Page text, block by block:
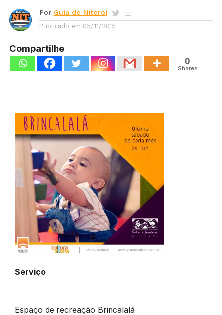
Por Guia de Niterói
Publicado em 05/11/2015
Compartilhe
0
Shares
Serviço
Espaço de recreação Brincalalá